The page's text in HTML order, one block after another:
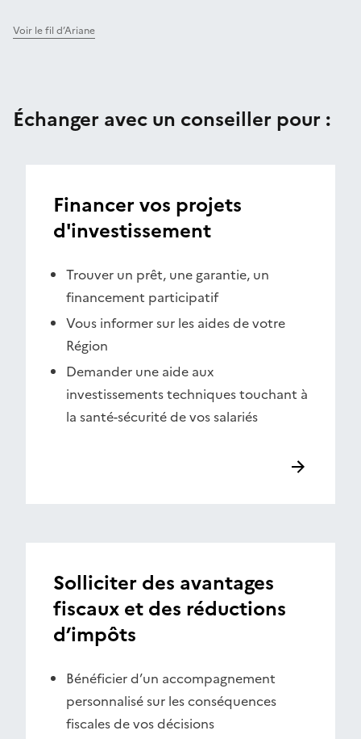
Voir le fil d’Ariane
Échanger avec un conseiller pour :
Financer vos projets
d'investissement
Trouver un prêt, une garantie, un
financement participatif
Vous informer sur les aides de votre
Région
Demander une aide aux
investissements techniques touchant à
la santé-sécurité de vos salariés
Solliciter des avantages
fiscaux et des réductions
d’impôts
Bénéficier d’un accompagnement
personnalisé sur les conséquences
fiscales de vos décisions